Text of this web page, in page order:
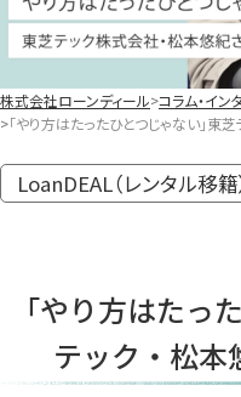
株式会社ローンディール コラム・イン
「やり方はたったひとつじゃない」東
LoanDEAL（レンタル移籍
「やり方はたっ
テック・松本